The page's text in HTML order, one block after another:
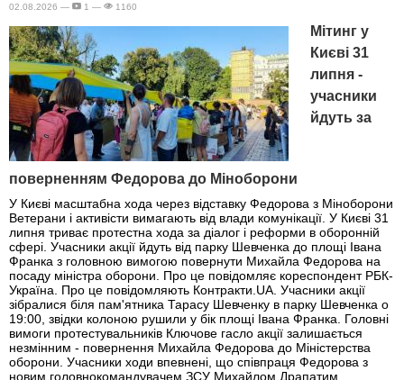
02.08.2026 — 1 — 1160
Мітинг у
Києві 31
липня -
учасники
йдуть за
поверненням Федорова до Міноборони
У Києві масштабна хода через відставку Федорова з Міноборони
Ветерани і активісти вимагають від влади комунікації. У Києві 31
липня триває протестна хода за діалог і реформи в оборонній
сфері. Учасники акції йдуть від парку Шевченка до площі Івана
Франка з головною вимогою повернути Михайла Федорова на
посаду міністра оборони. Про це повідомляє кореспондент РБК-
Україна. Про це повідомляють Контракти.UA. Учасники акції
зібралися біля пам'ятника Тарасу Шевченку в парку Шевченка о
19:00, звідки колоною рушили у бік площі Івана Франка. Головні
вимоги протестувальників Ключове гасло акції залишається
незмінним - повернення Михайла Федорова до Міністерства
оборони. Учасники ходи впевнені, що співпраця Федорова з
новим головнокомандувачем ЗСУ Михайлом Драпатим